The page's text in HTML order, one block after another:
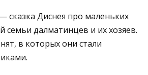
сказка Диснея про маленьких
семьи далматинцев и их хозяев.
в которых они стали